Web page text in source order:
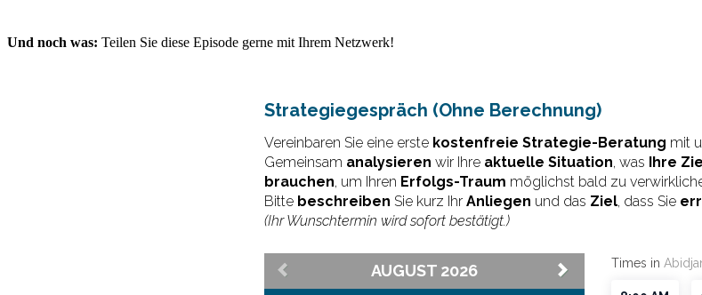
Und noch was: Teilen Sie diese Episode gerne mit Ihrem Netzwerk!